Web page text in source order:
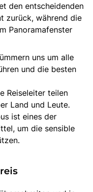
den entscheidenden
zurück, während die
Panoramafenster
uns um alle
und die besten
Reiseleiter teilen
Land und Leute.
ist eines der
um die sensible